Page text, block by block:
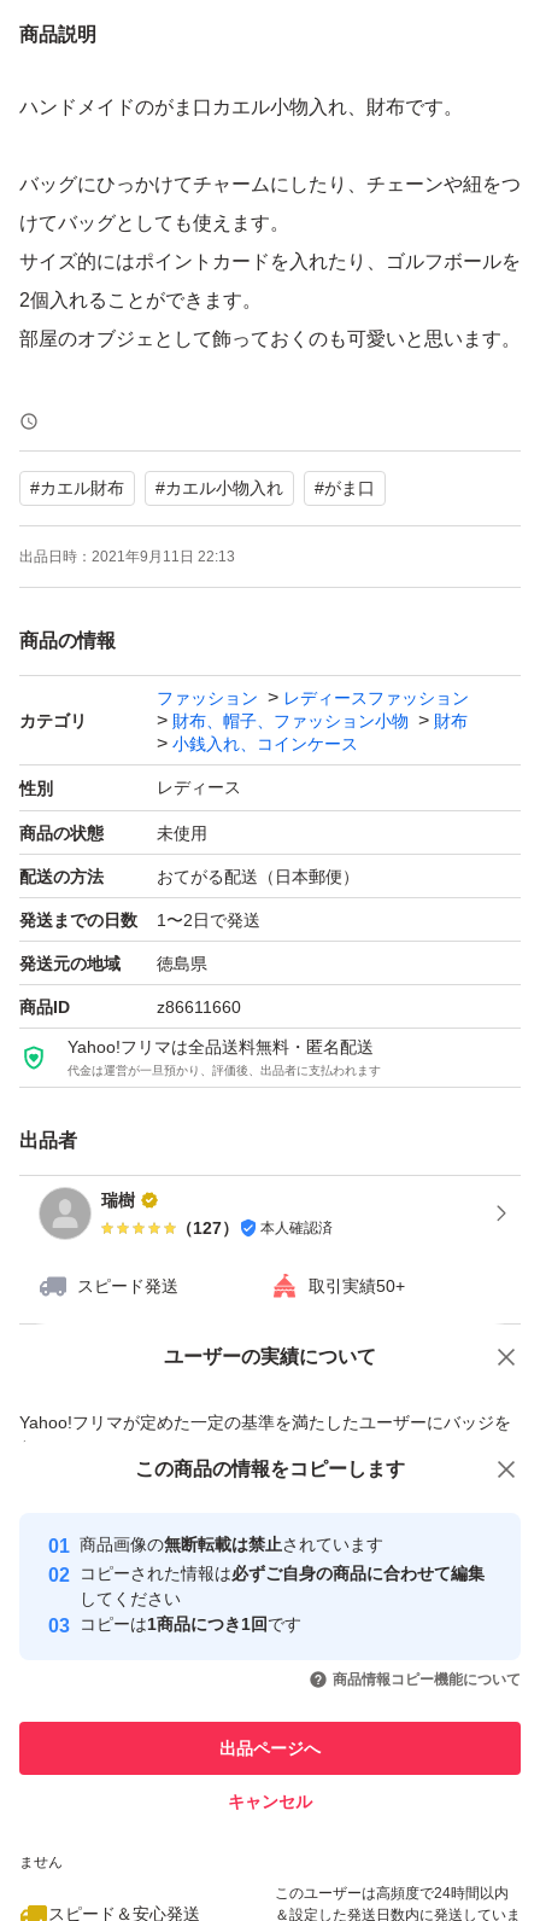
商品説明
ハンドメイドのがま口カエル小物入れ、財布です。
バッグにひっかけてチャームにしたり、チェーンや紐をつ
けてバッグとしても使えます。
サイズ的にはポイントカードを入れたり、ゴルフボールを
2個入れることができます。
部屋のオブジェとして飾っておくのも可愛いと思います。
デパートで一目惚れして奮発して購入したのですが、もっ
たいなくて使わないまま保管していました。
サイズ : 約縦31×横19cm
ます。
品ですので、見落とし等あるかもしれません。ご了承くだ
さい。
他のサイトにも出品している為、突如削除する場合があり
ますがご了承ください。
#カエル財布 #カエル小物入れ #がま口
出品日時： 2021年9月11日 22:13
商品の情報
カテゴリ
ファッション
レディースファッション
財布、帽子、ファッション小物
財布
小銭入れ、コインケース
性別 レディース
商品の状態 未使用
配送の方法 おてがる配送（日本郵便）
発送までの日数 1〜2日で発送
発送元の地域 徳島県
商品ID z86611660
Yahoo!フリマは全品送料無料・匿名配送
代金は運営が一旦預かり、評価後、出品者に支払われます
出品者
瑞樹
（127） 本人確認済
スピード発送 取引実績50+
ユーザーの実績について
Yahoo!フリマが定めた一定の基準を満たしたユーザーにバッジを
付与しています
安心取引出品者
心・安全なユーザーです
取引実績
引を完了させた実績があります
での取引実績があります
ません
スピード＆安心発送
このユーザーは高頻度で24時間以内
＆設定した発送日数内に発送していま
価格の相談 商品への質問
この商品の情報をコピーします
商品画像の無断転載は禁止されています
コピーされた情報は必ずご自身の商品に合わせて編集
してください
コピーは1商品につき1回です
商品情報コピー機能について
出品ページへ
キャンセル
この商品をみている人にオススメ